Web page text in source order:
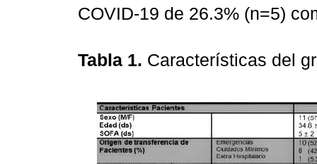
COVID-19 de 26.3% (n=5)
Tabla 1. Características del